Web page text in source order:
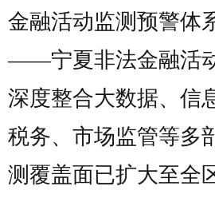
金融活动监测预警体
——宁夏非法金融活
深度整合大数据、信
税务、市场监管等多
测覆盖面已扩大至全